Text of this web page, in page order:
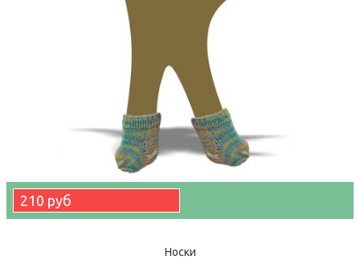
210 руб
Носки